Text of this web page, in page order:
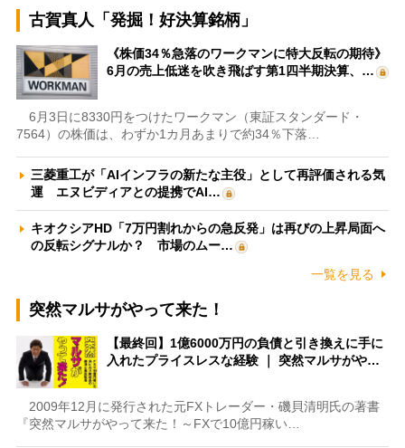
古賀真人「発掘！好決算銘柄」
《株価34％急落のワークマンに特大反転の期待》
6月の売上低迷を吹き飛ばす第1四半期決算、…
6月3日に8330円をつけたワークマン（東証スタンダード・
7564）の株価は、わずか1カ月あまりで約34％下落…
三菱重工が「AIインフラの新たな主役」として再評価される気
運 エヌビディアとの提携でAI…
キオクシアHD「7万円割れからの急反発」は再びの上昇局面へ
の反転シグナルか？ 市場のムー…
一覧を見る
突然マルサがやって来た！
【最終回】1億6000万円の負債と引き換えに手に
入れたプライスレスな経験 ｜ 突然マルサがや…
2009年12月に発行された元FXトレーダー・磯貝清明氏の著書
『突然マルサがやって来た！～FXで10億円稼い…